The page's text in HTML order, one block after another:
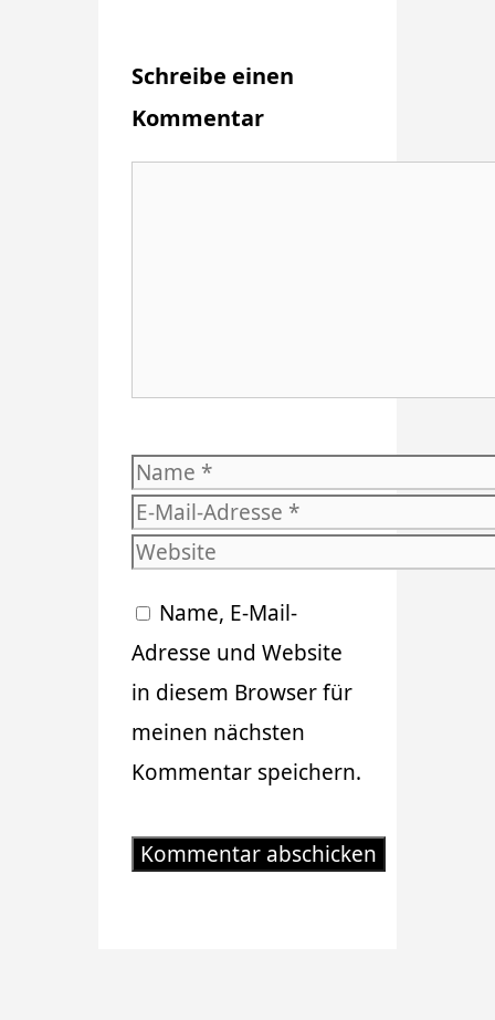
Schreibe einen
Kommentar
Name
E-
Mail-
Website
Name, E-Mail-
Adresse und Website
in diesem Browser für
meinen nächsten
Kommentar speichern.